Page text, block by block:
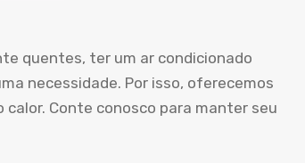
quentes, ter um ar condicionado
necessidade. Por isso, oferecemos
Conte conosco para manter seu